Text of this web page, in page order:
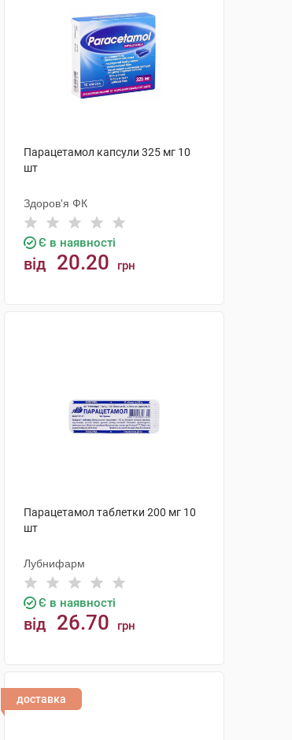
Парацетамол капсули 325 мг 10
шт
Здоров'я ФК
Є в наявності
від 20.20 грн
Парацетамол таблетки 200 мг 10
шт
Лубнифарм
Є в наявності
від 26.70 грн
доставка